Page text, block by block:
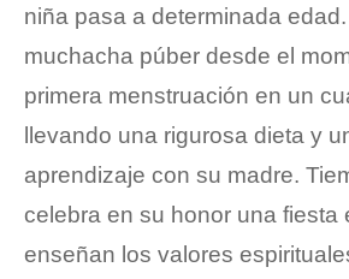
niña pasa a determinada
muchacha púber desde el
primera menstruación en un
llevando una rigurosa dieta y
aprendizaje con su madre.
celebra en su honor una fiesta
enseñan los valores